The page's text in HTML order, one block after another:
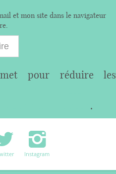
et mon site dans le navigateur
pour réduire les
.
Instagram